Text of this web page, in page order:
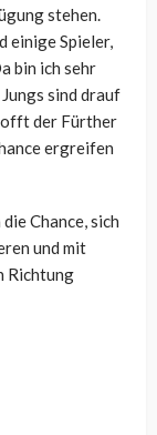
stehen.
einige Spieler,
bin ich sehr
sind drauf
der Fürther
ergreifen
Chance, sich
und mit
Richtung